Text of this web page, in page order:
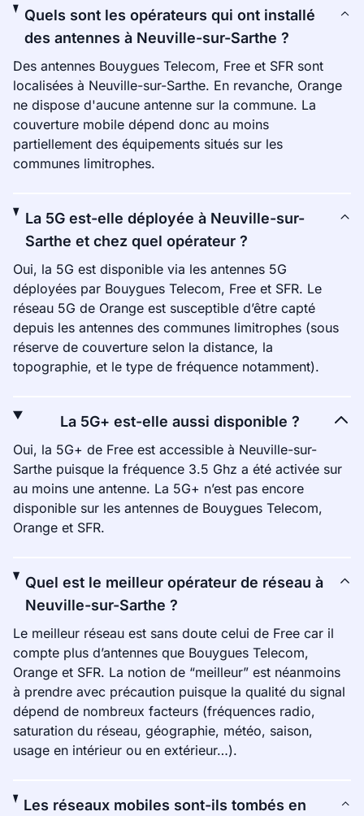
Quels sont les opérateurs qui ont installé
des antennes à Neuville-sur-Sarthe ?
Des antennes Bouygues Telecom, Free et SFR sont
localisées à Neuville-sur-Sarthe. En revanche, Orange
ne dispose d'aucune antenne sur la commune. La
couverture mobile dépend donc au moins
partiellement des équipements situés sur les
communes limitrophes.
La 5G est-elle déployée à Neuville-sur-
Sarthe et chez quel opérateur ?
Oui, la 5G est disponible via les antennes 5G
déployées par Bouygues Telecom, Free et SFR. Le
réseau 5G de Orange est susceptible d’être capté
depuis les antennes des communes limitrophes (sous
réserve de couverture selon la distance, la
topographie, et le type de fréquence notamment).
La 5G+ est-elle aussi disponible ?
Oui, la 5G+ de Free est accessible à Neuville-sur-
Sarthe puisque la fréquence 3.5 Ghz a été activée sur
au moins une antenne. La 5G+ n’est pas encore
disponible sur les antennes de Bouygues Telecom,
Orange et SFR.
Quel est le meilleur opérateur de réseau à
Neuville-sur-Sarthe ?
Le meilleur réseau est sans doute celui de Free car il
compte plus d’antennes que Bouygues Telecom,
Orange et SFR. La notion de “meilleur” est néanmoins
à prendre avec précaution puisque la qualité du signal
dépend de nombreux facteurs (fréquences radio,
saturation du réseau, géographie, météo, saison,
usage en intérieur ou en extérieur…).
Les réseaux mobiles sont-ils tombés en